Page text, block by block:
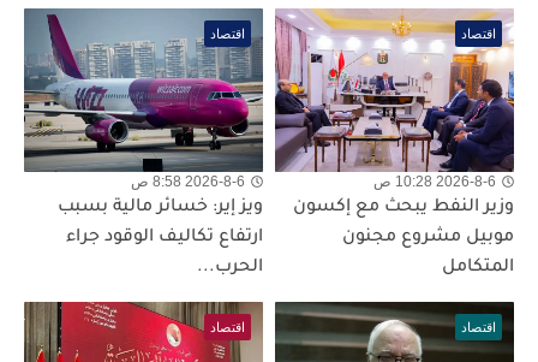
اقتصاد
2026-8-6 10:28 ص
وزير النفط يبحث مع إكسون
موبيل مشروع مجنون
المتكامل
اقتصاد
2026-8-6 8:58 ص
ويز إير: خسائر مالية بسبب
ارتفاع تكاليف الوقود جراء
الحرب...
اقتصاد اقتصاد